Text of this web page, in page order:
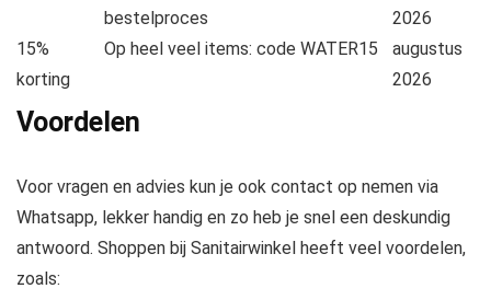
bestelproces
2026
15%
korting
Op heel veel items: code WATER15
augustus
2026
Voordelen
Voor vragen en advies kun je ook contact op nemen via
Whatsapp, lekker handig en zo heb je snel een deskundig
antwoord. Shoppen bij Sanitairwinkel heeft veel voordelen,
zoals: